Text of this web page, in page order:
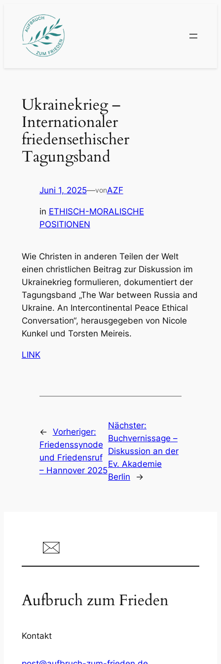
Inhalt
springen
Ukrainekrieg –
Internationaler
friedensethischer
Tagungsband
Juni 1, 2025—vonAZF
in ETHISCH-MORALISCHE
POSITIONEN
Wie Christen in anderen Teilen der Welt
einen christlichen Beitrag zur Diskussion im
Ukrainekrieg formulieren, dokumentiert der
Tagungsband „The War between Russia and
Ukraine. An Intercontinental Peace Ethical
Conversation“, herausgegeben von Nicole
Kunkel und Torsten Meireis.
LINK
← Vorheriger:
Friedenssynode
und Friedensruf
– Hannover 2025
Nächster:
Buchvernissage –
Diskussion an der
Ev. Akademie
Berlin
→
Aufbruch zum Frieden
Kontakt